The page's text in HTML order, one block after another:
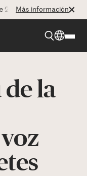
CEO Deborah Dugan
Más información
la